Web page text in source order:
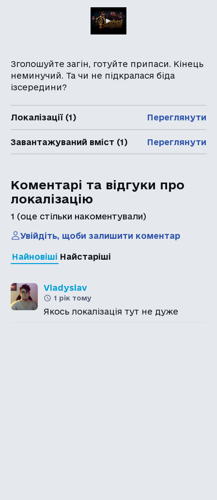
Зголошуйте загін, готуйте припаси. Кінець
неминучий. Та чи не підкралася біда
ізсередини?
Локалізації (1) Переглянути
Завантажуваний вміст (1) Переглянути
Коментарі та відгуки про
локалізацію
1 (оце стільки накоментували)
Увійдіть, щоби залишити коментар
Найновіші Найстаріші
Vladyslav
1 рік тому
Якось локалізація тут не дуже